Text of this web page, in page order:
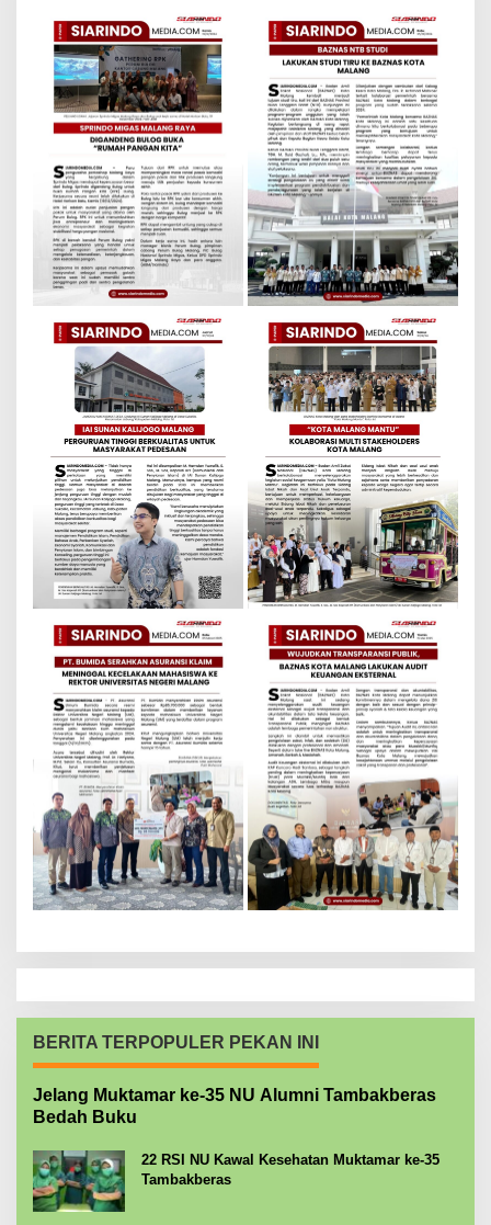
BERITA TERPOPULER PEKAN INI
Jelang Muktamar ke-35 NU Alumni Tambakberas
Bedah Buku
22 RSI NU Kawal Kesehatan Muktamar ke-35
Tambakberas